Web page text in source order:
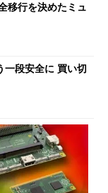
移行を決めたミュ
一段安全に 買い切